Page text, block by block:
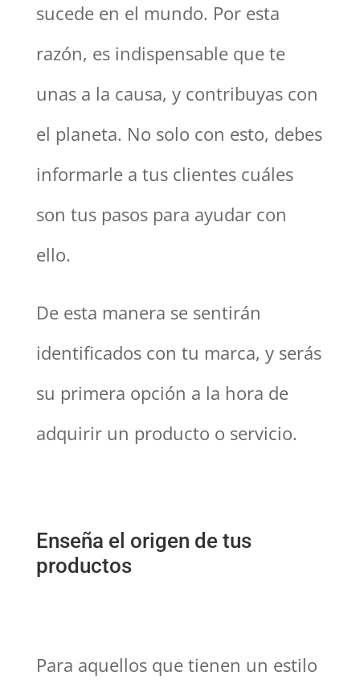
sucede en el mundo. Por esta
razón, es indispensable que te
unas a la causa, y contribuyas con
el planeta. No solo con esto, debes
informarle a tus clientes cuáles
son tus pasos para ayudar con
ello.
De esta manera se sentirán
identificados con tu marca, y serás
su primera opción a la hora de
adquirir un producto o servicio.
Enseña el origen de tus
productos
Para aquellos que tienen un estilo